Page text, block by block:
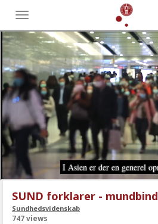
Toggle
menu
SUND forklarer - mundbind
Sundhedsvidenskab
747 views